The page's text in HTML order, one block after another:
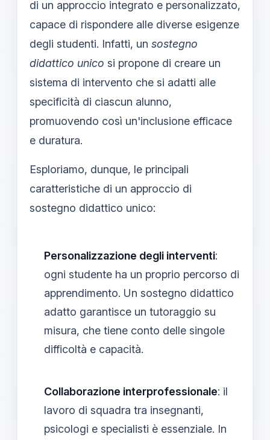
di un approccio integrato e personalizzato,
capace di rispondere alle diverse esigenze
degli studenti. Infatti, un sostegno
didattico unico si propone di creare un
sistema di intervento che si adatti alle
specificità di ciascun alunno,
promuovendo così un'inclusione efficace
e duratura.
Esploriamo, dunque, le principali
caratteristiche di un approccio di
sostegno didattico unico:
Personalizzazione degli interventi:
ogni studente ha un proprio percorso di
apprendimento. Un sostegno didattico
adatto garantisce un tutoraggio su
misura, che tiene conto delle singole
difficoltà e capacità.
Collaborazione interprofessionale: il
lavoro di squadra tra insegnanti,
psicologi e specialisti è essenziale. In